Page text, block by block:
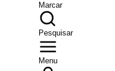
Marcar
Pesquisar
Menu